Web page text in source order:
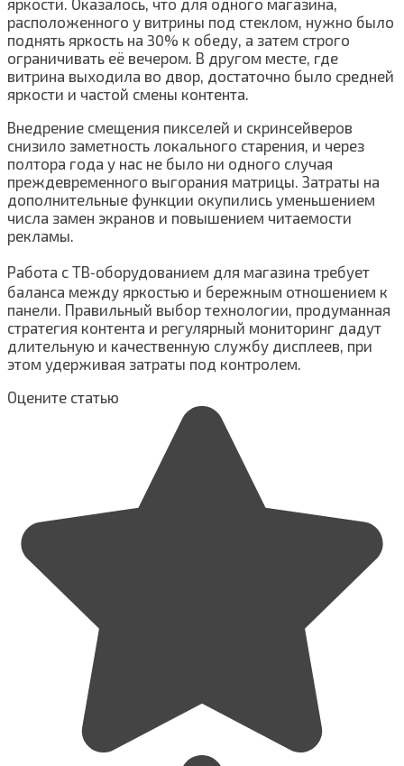
расположенного у витрины под стеклом, нужно было
поднять яркость на 30% к обеду, а затем строго
ограничивать её вечером. В другом месте, где
витрина выходила во двор, достаточно было средней
яркости и частой смены контента.
Внедрение смещения пикселей и скринсейверов
снизило заметность локального старения, и через
полтора года у нас не было ни одного случая
преждевременного выгорания матрицы. Затраты на
дополнительные функции окупились уменьшением
числа замен экранов и повышением читаемости
рекламы.
Работа с ТВ‑оборудованием для магазина требует
баланса между яркостью и бережным отношением к
панели. Правильный выбор технологии, продуманная
стратегия контента и регулярный мониторинг дадут
длительную и качественную службу дисплеев, при
этом удерживая затраты под контролем.
Оцените статью